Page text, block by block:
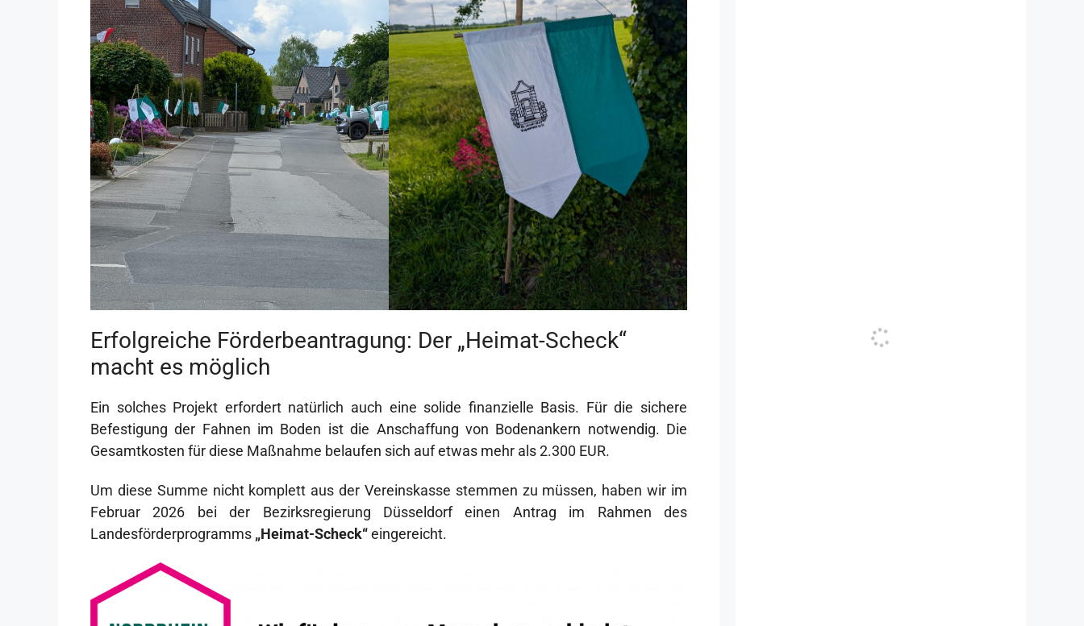
Erfolgreiche Förderbeantragung: Der „Heimat-Scheck“
macht es möglich
Ein solches Projekt erfordert natürlich auch eine solide finanzielle Basis. Für die sichere
Befestigung der Fahnen im Boden ist die Anschaffung von Bodenankern notwendig. Die
Gesamtkosten für diese Maßnahme belaufen sich auf etwas mehr als 2.300 EUR.
Um diese Summe nicht komplett aus der Vereinskasse stemmen zu müssen, haben wir im
Februar 2026 bei der Bezirksregierung Düsseldorf einen Antrag im Rahmen des
Landesförderprogramms „Heimat-Scheck“eingereicht.